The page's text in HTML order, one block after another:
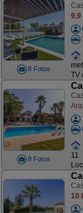
8 Fotos
9,9
TV
8 Fotos
10